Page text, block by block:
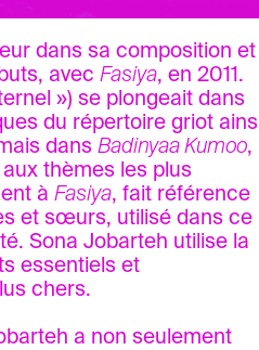
dans sa composition et
avec Fasiya, en 2011.
») se plongeait dans
du répertoire griot
dans Badinyaa Kumoo,
thèmes les plus
à Fasiya, fait référence
et sœurs, utilisé dans ce
Sona Jobarteh utilise la
essentiels et
chers.
a non seulement